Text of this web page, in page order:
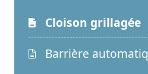
Cloison grillagée
Barrière